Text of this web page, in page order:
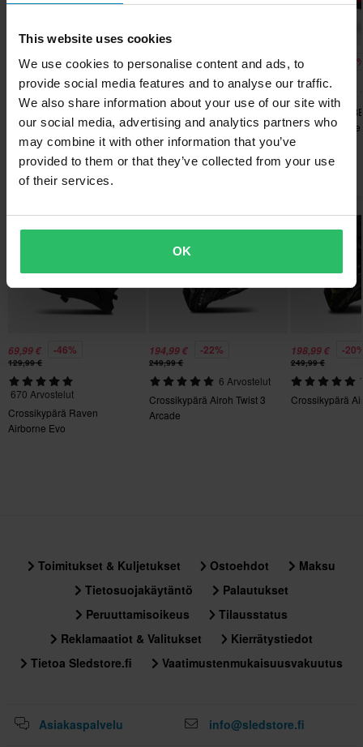
This website uses cookies
We use cookies to personalise content and ads, to
provide social media features and to analyse our traffic.
We also share information about your use of our site with
our social media, advertising and analytics partners who
may combine it with other information that you’ve
provided to them or that they’ve collected from your use
of their services.
OK
• Panoramic Goggle Port parannetulle näkyvyydelle
• Tuotteen paino: 1 390 grammaa
• Sertifioitu ECE 22.06 ja DOT -standardien mukaisesti
Lue MIPS:stä
Aikuinen
Kypärän paino
1300 g – 1500 g
Valkoinen, Musta
Hätäpoistojärjestelmä
Kyllä
Mips®
BELL
Materiaali
Sertifiointistandardi
DOT, ECE 22.06
Paketin mitat
317 x 396 x 314 mm
S
Sinulla on oikeus palauttaa tilauksesi 60 päivän sisällä.
Palautuksesta peritään mahdolliset kulut. *Palautusoikeus ei
koske henkilökohtaisesti räätälöityjä tai tilauksesta valmistettuja
tuotteita. Katso lisätietoja ja ehdotasiakaspalveluosiosta
Lähetä
719,99 € -20%
Crossikypärä BELL Moto-10
Mips® Spherical Solid
371,99 € -26%
Crossikypärä BELL Moto-10
Mips
759,99 € -
Crossikypärä
Spherical Strike
Suosikit kategoriassa Crossikypärät
69,99 € -46%
129,99 €
670 Arvostelut
Crossikypärä Raven
Airborne Evo
194,99 € -22%
249,99 €
6 Arvostelut
Crossikypärä Airoh Twist 3
Arcade
198,99 € -
249,99 €
Crossikypärä
Toimitukset & Kuljetukset Ostoehdot
Maksu
Tietosuojakäytäntö
Palautukset
Peruuttamisoikeus
Tilausstatus
Reklamaatiot & Valitukset
Kierrätystiedot
Tietoa Sledstore.fi
Vaatimustenmukaisuusvakuutus
Asiakaspalvelu info@sledstore.fi